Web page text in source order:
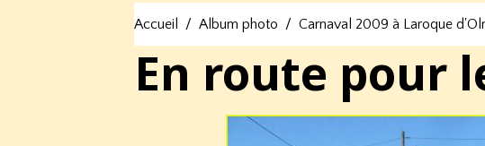
Accueil Album photo Carnaval 2009 à Laroque
En route pour